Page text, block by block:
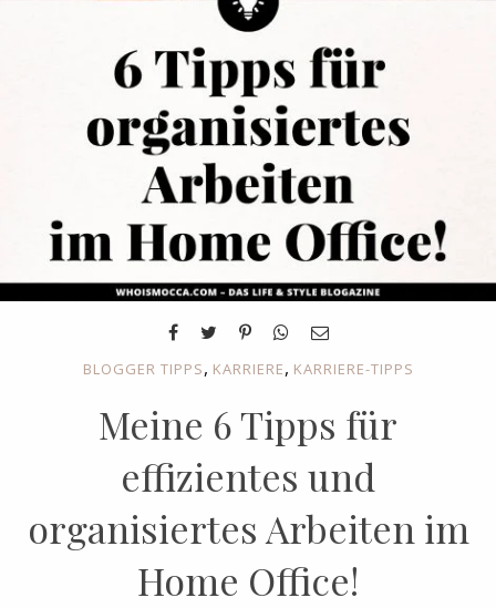
BLOGGER TIPPS, KARRIERE, KARRIERE-TIPPS
Meine 6 Tipps für
effizientes und
organisiertes Arbeiten im
Home Office!